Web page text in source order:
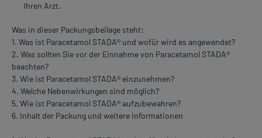
Ihren Arzt.
Was in dieser Packungsbeilage steht:
1. Was ist Paracetamol STADA® und wofür wird es angewendet?
2. Was sollten Sie vor der Einnahme von Paracetamol STADA®
beachten?
3. Wie ist Paracetamol STADA® einzunehmen?
4. Welche Nebenwirkungen sind möglich?
5. Wie ist Paracetamol STADA® aufzubewahren?
6. Inhalt der Packung und weitere Informationen